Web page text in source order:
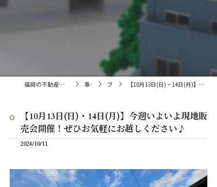
福岡の不動産売買・仲介なら株式会社ランドマーク 事業内容 ブログ 【10月13日(日)・14日(月)】今週いよいよ現地販売会開催！ぜひお気軽にお越しください♪
【10月13日(日)・14日(月)】今週いよいよ現地販
売会開催！ぜひお気軽にお越しください♪
2024/10/11